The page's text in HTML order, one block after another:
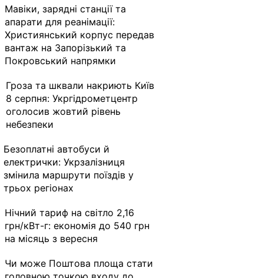
Мавіки, зарядні станції та
апарати для реанімації:
Християнський корпус передав
вантаж на Запорізький та
Покровський напрямки
Гроза та шквали накриють Київ
8 серпня: Укргідрометцентр
оголосив жовтий рівень
небезпеки
Безоплатні автобуси й
електрички: Укрзалізниця
змінила маршрути поїздів у
трьох регіонах
Нічний тариф на світло 2,16
грн/кВт-г: економія до 540 грн
на місяць з вересня
Чи може Поштова площа стати